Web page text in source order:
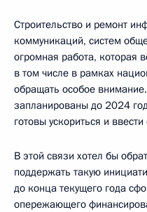
Строительство и ремонт
коммуникаций, систем
огромная работа, которая
в том числе в рамках
обращать особое
запланированы до 2024
готовы ускориться и
В этой связи хотел бы
поддержать такую
до конца текущего года
опережающего